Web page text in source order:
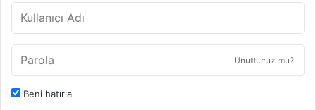
Unuttunuz mu?
Beni hatırla